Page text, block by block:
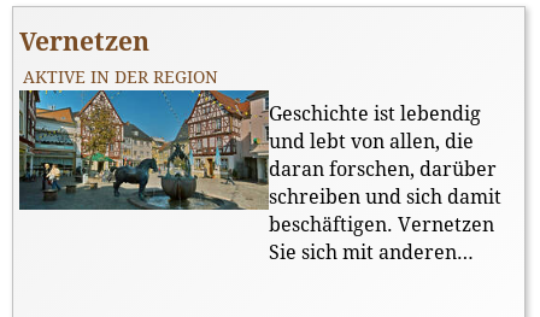
Vernetzen
AKTIVE IN DER REGION
Geschichte ist lebendig
und lebt von allen, die
daran forschen, darüber
schreiben und sich damit
beschäftigen. Vernetzen
Sie sich mit anderen